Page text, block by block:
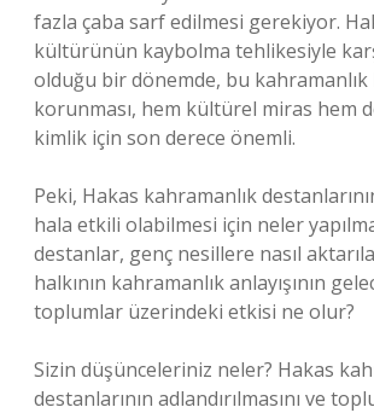
fazla çaba sarf edilmesi gerekiyor.
kültürünün kaybolma tehlikesiyle
olduğu bir dönemde, bu
korunması, hem kültürel miras hem
kimlik için son derece önemli.
Peki, Hakas kahramanlık
hala etkili olabilmesi için neler
destanlar, genç nesillere nasıl
halkının kahramanlık anlayışının
toplumlar üzerindeki etkisi ne olur?
Sizin düşünceleriniz neler? Hakas
destanlarının adlandırılmasını ve